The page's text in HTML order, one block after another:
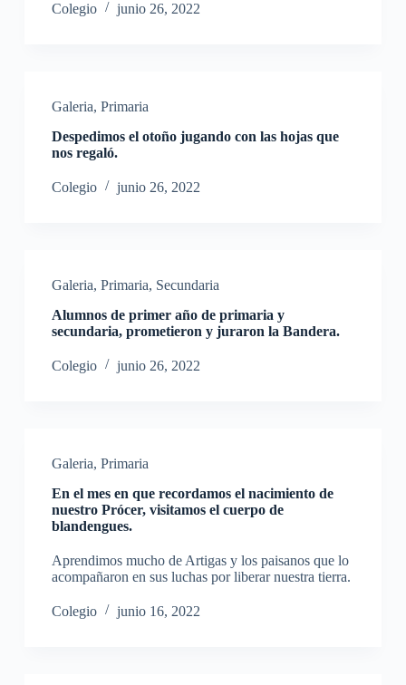
Colegio junio 26, 2022
Galeria, Primaria
Despedimos el otoño jugando con las hojas que
nos regaló.
Colegio junio 26, 2022
Galeria, Primaria, Secundaria
Alumnos de primer año de primaria y
secundaria, prometieron y juraron la Bandera.
Colegio junio 26, 2022
Galeria, Primaria
En el mes en que recordamos el nacimiento de
nuestro Prócer, visitamos el cuerpo de
blandengues.
Aprendimos mucho de Artigas y los paisanos que lo
acompañaron en sus luchas por liberar nuestra tierra.
Colegio junio 16, 2022